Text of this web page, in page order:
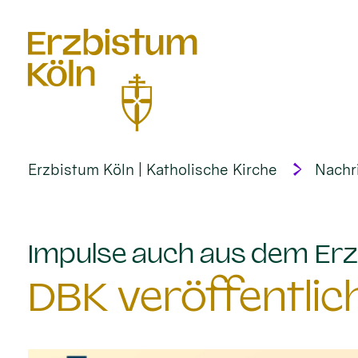
Erzbistum Köln | Katholische Kirche
Impulse auch aus dem
DBK